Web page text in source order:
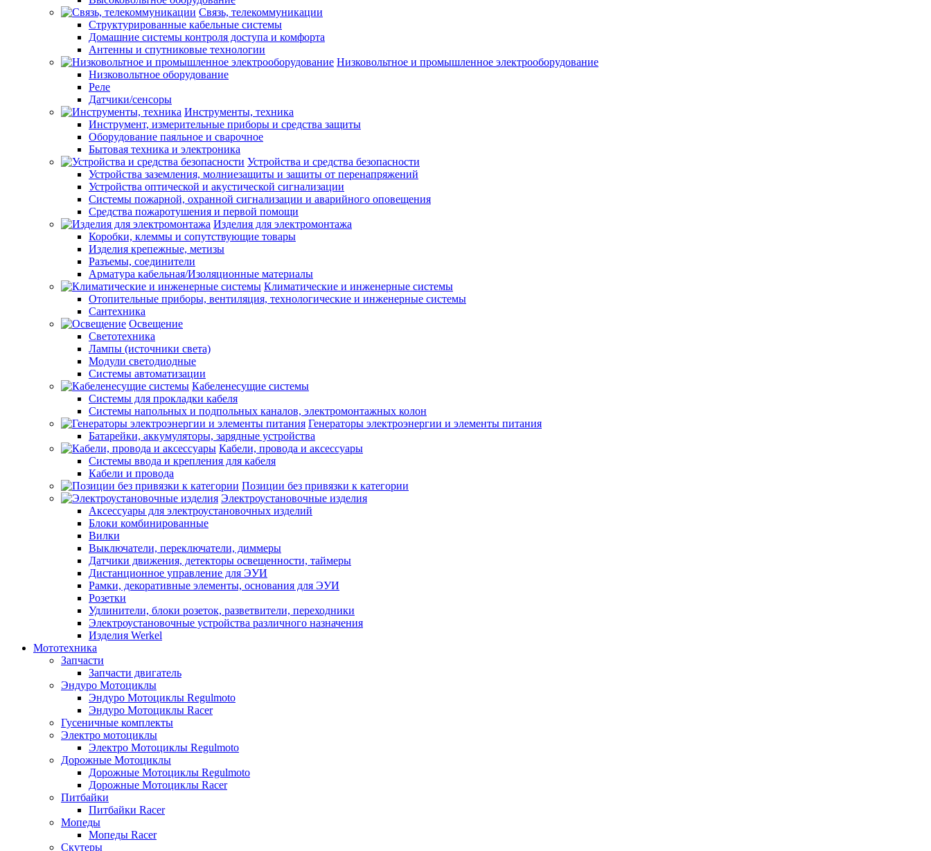
Связь, телекоммуникации
Структурированные кабельные системы
Домашние системы контроля доступа и комфорта
Антенны и спутниковые технологии
Низковольтное и промышленное электрооборудование
Низковольтное оборудование
Реле
Датчики/сенсоры
Инструменты, техника
Инструмент, измерительные приборы и средства защиты
Оборудование паяльное и сварочное
Бытовая техника и электроника
Устройства и средства безопасности
Устройства заземления, молниезащиты и защиты от перенапряжений
Устройства оптической и акустической сигнализации
Системы пожарной, охранной сигнализации и аварийного оповещения
Средства пожаротушения и первой помощи
Изделия для электромонтажа
Коробки, клеммы и сопутствующие товары
Изделия крепежные, метизы
Разъемы, соединители
Арматура кабельная/Изоляционные материалы
Климатические и инженерные системы
Отопительные приборы, вентиляция, технологические и инженерные системы
Сантехника
Освещение
Светотехника
Лампы (источники света)
Модули светодиодные
Системы автоматизации
Кабеленесущие системы
Системы для прокладки кабеля
Системы напольных и подпольных каналов, электромонтажных колон
Генераторы электроэнергии и элементы питания
Батарейки, аккумуляторы, зарядные устройства
Кабели, провода и аксессуары
Системы ввода и крепления для кабеля
Кабели и провода
Позиции без привязки к категории
Электроустановочные изделия
Аксессуары для электроустановочных изделий
Блоки комбинированные
Вилки
Выключатели, переключатели, диммеры
Датчики движения, детекторы освещенности, таймеры
Дистанционное управление для ЭУИ
Рамки, декоративные элементы, основания для ЭУИ
Розетки
Удлинители, блоки розеток, разветвители, переходники
Электроустановочные устройства различного назначения
Изделия Werkel
Мототехника
Запчасти
Запчасти двигатель
Эндуро Мотоциклы
Эндуро Мотоциклы Regulmoto
Эндуро Мотоциклы Racer
Гусеничные комплекты
Электро мотоциклы
Электро Мотоциклы Regulmoto
Дорожные Мотоциклы
Дорожные Мотоциклы Regulmoto
Дорожные Мотоциклы Racer
Питбайки
Питбайки Racer
Мопеды
Мопеды Racer
Скутеры